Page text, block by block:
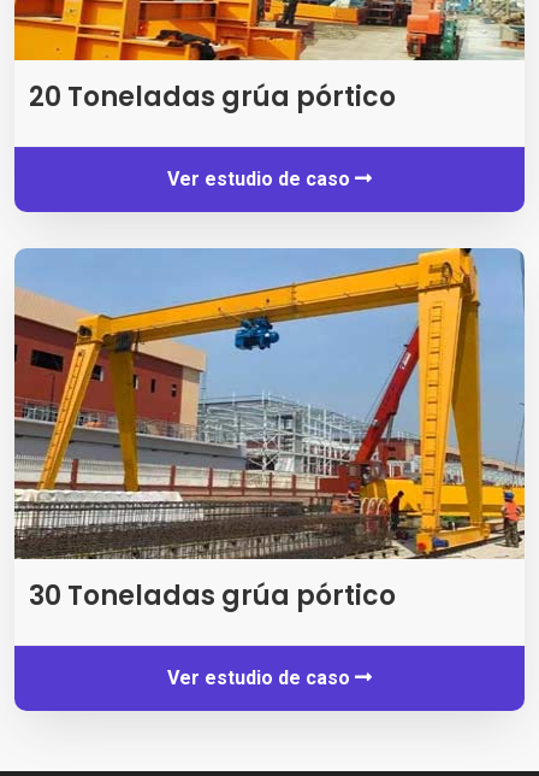
20 Toneladas grúa pórtico
Ver estudio de caso
30 Toneladas grúa pórtico
Ver estudio de caso